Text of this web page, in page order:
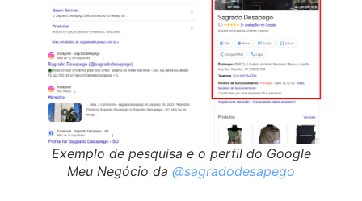
Exemplo de pesquisa e o perfil do Google
Meu Negócio da @sagradodesapego